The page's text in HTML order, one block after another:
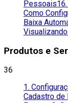
Pessoais
Como
Baixa
Produtos e
36
1.
Cadastro de